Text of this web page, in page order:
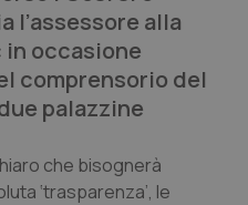
l’assessore alla
in occasione
comprensorio del
palazzine
che bisognerà
‘trasparenza’, le